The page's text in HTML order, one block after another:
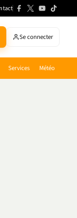
Se connecter
Services Météo